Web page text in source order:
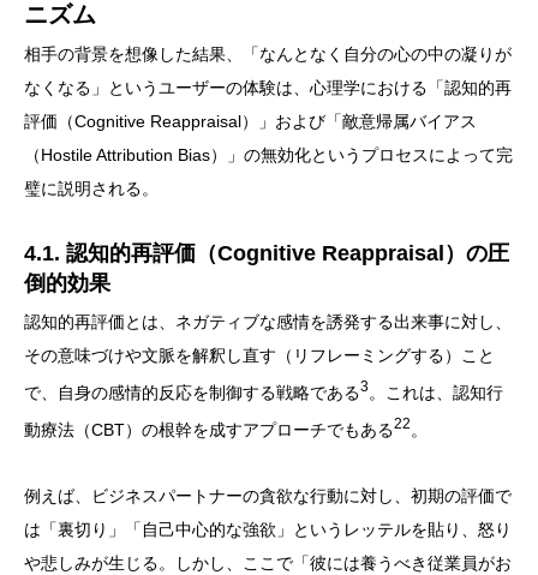
ニズム
相手の背景を想像した結果、「なんとなく自分の心の中の凝りが
なくなる」というユーザーの体験は、心理学における「認知的再
評価（Cognitive Reappraisal）」および「敵意帰属バイアス
（Hostile Attribution Bias）」の無効化というプロセスによって完
璧に説明される。
4.1. 認知的再評価（Cognitive Reappraisal）の圧
倒的効果
認知的再評価とは、ネガティブな感情を誘発する出来事に対し、
その意味づけや文脈を解釈し直す（リフレーミングする）こと
で、自身の感情的反応を制御する戦略である3。これは、認知行
動療法（CBT）の根幹を成すアプローチでもある22 。
例えば、ビジネスパートナーの貪欲な行動に対し、初期の評価で
は「裏切り」「自己中心的な強欲」というレッテルを貼り、怒り
や悲しみが生じる。しかし、ここで「彼には養うべき従業員がお